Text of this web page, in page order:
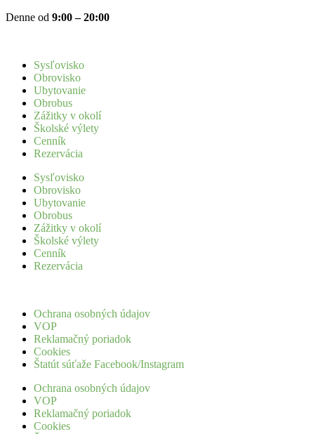
Denne od 9:00 – 20:00
Sysľovisko
Obrovisko
Ubytovanie
Obrobus
Zážitky v okolí
Školské výlety
Cenník
Rezervácia
Sysľovisko
Obrovisko
Ubytovanie
Obrobus
Zážitky v okolí
Školské výlety
Cenník
Rezervácia
Ochrana osobných údajov​
VOP
Reklamačný poriadok
Cookies
Štatút súťaže Facebook/Instagram
Ochrana osobných údajov​
VOP
Reklamačný poriadok
Cookies